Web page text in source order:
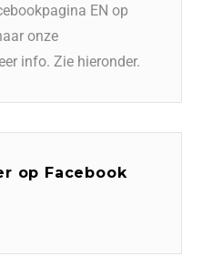
EN op
onze
info. Zie hieronder.
op Facebook